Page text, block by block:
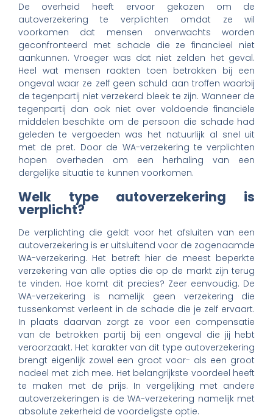
De overheid heeft ervoor gekozen om de
autoverzekering te verplichten omdat ze wil
voorkomen dat mensen onverwachts worden
geconfronteerd met schade die ze financieel niet
aankunnen. Vroeger was dat niet zelden het geval.
Heel wat mensen raakten toen betrokken bij een
ongeval waar ze zelf geen schuld aan troffen waarbij
de tegenpartij niet verzekerd bleek te zijn. Wanneer de
tegenpartij dan ook niet over voldoende financiële
middelen beschikte om de persoon die schade had
geleden te vergoeden was het natuurlijk al snel uit
met de pret. Door de WA-verzekering te verplichten
hopen overheden om een herhaling van een
dergelijke situatie te kunnen voorkomen.
Welk type autoverzekering is
verplicht?
De verplichting die geldt voor het afsluiten van een
autoverzekering is er uitsluitend voor de zogenaamde
WA-verzekering. Het betreft hier de meest beperkte
verzekering van alle opties die op de markt zijn terug
te vinden. Hoe komt dit precies? Zeer eenvoudig. De
WA-verzekering is namelijk geen verzekering die
tussenkomst verleent in de schade die je zelf ervaart.
In plaats daarvan zorgt ze voor een compensatie
van de betrokken partij bij een ongeval die jij hebt
veroorzaakt. Het karakter van dit type autoverzekering
brengt eigenlijk zowel een groot voor- als een groot
nadeel met zich mee. Het belangrijkste voordeel heeft
te maken met de prijs. In vergelijking met andere
autoverzekeringen is de WA-verzekering namelijk met
absolute zekerheid de voordeligste optie.